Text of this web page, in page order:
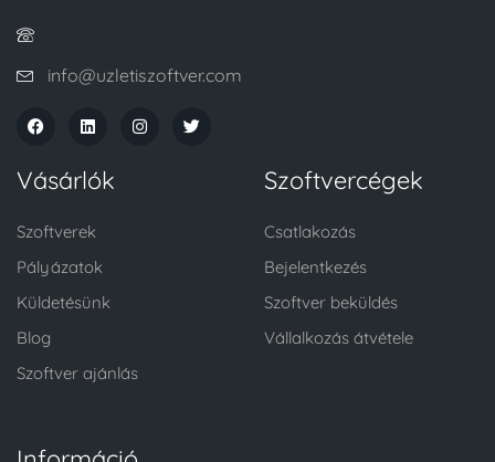
info@uzletiszoftver.com
Vásárlók
Szoftverek
Pályázatok
Küldetésünk
Blog
Szoftver ajánlás
Szoftvercégek
Csatlakozás
Bejelentkezés
Szoftver beküldés
Vállalkozás átvétele